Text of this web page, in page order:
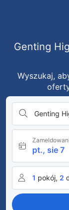
Genting
Wyszukaj,
Genting
pt., sie 7
1 pokój, 2